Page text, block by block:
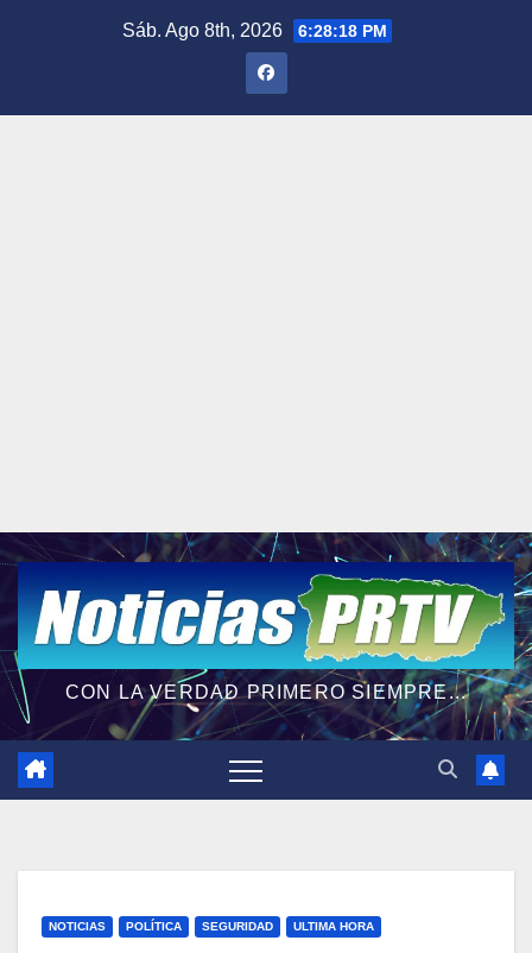
Sáb. Ago 8th, 2026 6:28:19 PM
CON LA VERDAD PRIMERO SIEMPRE...
NOTICIAS POLÍTICA SEGURIDAD ULTIMA HORA